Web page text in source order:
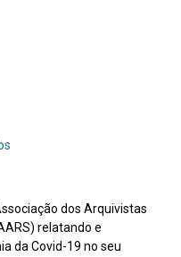
dos Arquivistas
relatando e
da Covid-19 no seu